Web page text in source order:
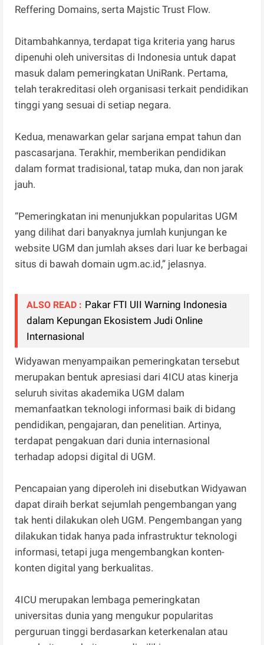
Reffering Domains, serta Majstic Trust Flow.
Ditambahkannya, terdapat tiga kriteria yang harus
dipenuhi oleh universitas di Indonesia untuk dapat
masuk dalam pemeringkatan UniRank. Pertama,
telah terakreditasi oleh organisasi terkait pendidikan
tinggi yang sesuai di setiap negara.
Kedua, menawarkan gelar sarjana empat tahun dan
pascasarjana. Terakhir, memberikan pendidikan
dalam format tradisional, tatap muka, dan non jarak
jauh.
“Pemeringkatan ini menunjukkan popularitas UGM
yang dilihat dari banyaknya jumlah kunjungan ke
website UGM dan jumlah akses dari luar ke berbagai
situs di bawah domain ugm.ac.id,” jelasnya.
ALSO READ : Pakar FTI UII Warning Indonesia
dalam Kepungan Ekosistem Judi Online
Internasional
Widyawan menyampaikan pemeringkatan tersebut
merupakan bentuk apresiasi dari 4ICU atas kinerja
seluruh sivitas akademika UGM dalam
memanfaatkan teknologi informasi baik di bidang
pendidikan, pengajaran, dan penelitian. Artinya,
terdapat pengakuan dari dunia internasional
terhadap adopsi digital di UGM.
Pencapaian yang diperoleh ini disebutkan Widyawan
dapat diraih berkat sejumlah pengembangan yang
tak henti dilakukan oleh UGM. Pengembangan yang
dilakukan tidak hanya pada infrastruktur teknologi
informasi, tetapi juga mengembangkan konten-
konten digital yang berkualitas.
4ICU merupakan lembaga pemeringkatan
universitas dunia yang mengukur popularitas
perguruan tinggi berdasarkan keterkenalan atau